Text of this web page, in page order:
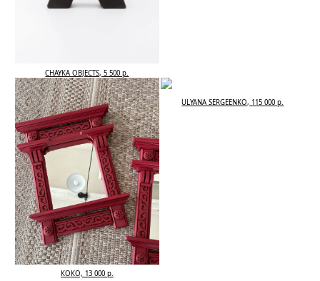
CHAYKA OBJECTS, 5 500 р.
КОКО, 13 000 р.
ULYANA SERGEENKO, 115 000 р.